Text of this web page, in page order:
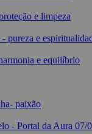
e limpeza
pureza e
e equilíbrio
paixão
- Portal da Aura 07/